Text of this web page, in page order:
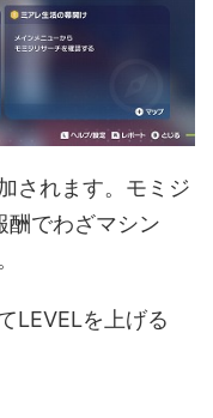
されます。モミジ
酬でわざマシン
LEVELを上げる